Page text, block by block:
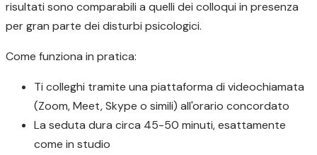
risultati sono comparabili a quelli dei colloqui in presenza
per gran parte dei disturbi psicologici.
Come funziona in pratica:
Ti colleghi tramite una piattaforma di videochiamata
(Zoom, Meet, Skype o simili) all'orario concordato
La seduta dura circa 45-50 minuti, esattamente
come in studio